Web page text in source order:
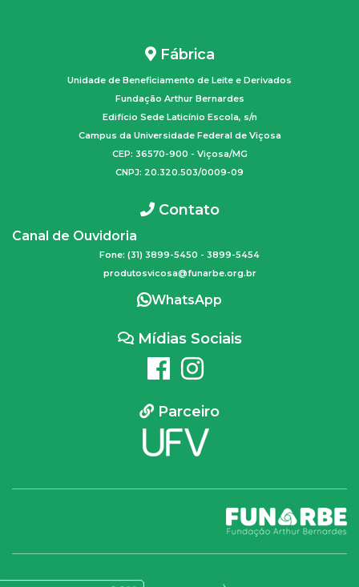
Fábrica
Unidade de Beneficiamento de Leite e Derivados
Fundação Arthur Bernardes
Edifício Sede Laticínio Escola, s/n
Campus da Universidade Federal de Viçosa
CEP: 36570-900 - Viçosa/MG
CNPJ: 20.320.503/0009-09
Contato
Canal de Ouvidoria
Fone: (31) 3899-5450 - 3899-5454
produtosvicosa@funarbe.org.br
WhatsApp
Mídias Sociais
Parceiro